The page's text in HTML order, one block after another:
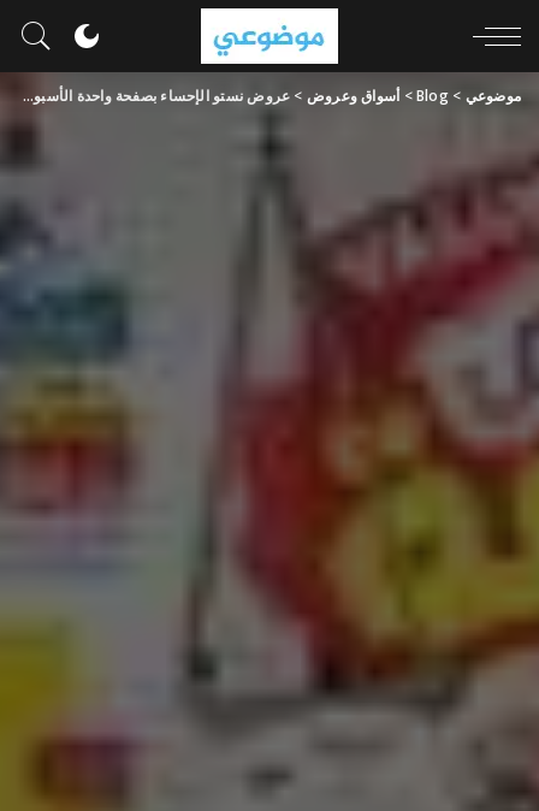
موضوعي >
Blog
> أسواق وعروض > عروض نستو الإحساء بصفحة واحدة الأسبوعية 19 يونيو 2024